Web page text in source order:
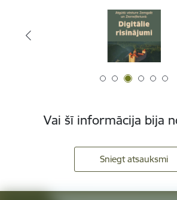
Vai šī informācija bija
Sniegt atsauksmi